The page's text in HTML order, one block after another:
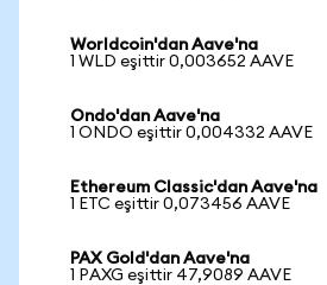
Worldcoin'dan Aave'na
1 WLD eşittir 0,003652 AAVE
Ondo'dan Aave'na
1 ONDO eşittir 0,004332 AAVE
Ethereum Classic'dan Aave'na
1 ETC eşittir 0,073456 AAVE
PAX Gold'dan Aave'na
1 PAXG eşittir 47,9089 AAVE